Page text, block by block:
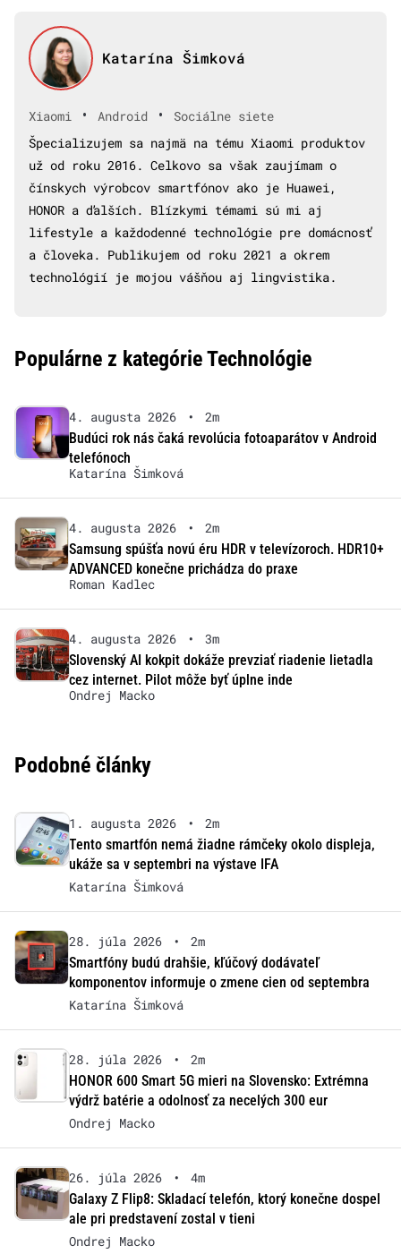
Katarína Šimková
Xiaomi • Android •
Sociálne siete
Špecializujem sa najmä na tému Xiaomi produktov
už od roku 2016. Celkovo sa však zaujímam o
čínskych výrobcov smartfónov ako je Huawei,
HONOR a ďalších. Blízkymi témami sú mi aj
lifestyle a každodenné technológie pre domácnosť
a človeka. Publikujem od roku 2021 a okrem
technológií je mojou vášňou aj lingvistika.
Populárne z kategórie Technológie
4. augusta 2026 •
2m
Budúci rok nás čaká revolúcia fotoaparátov v Android
telefónoch
Katarína Šimková
4. augusta 2026 •
2m
Samsung spúšťa novú éru HDR v televízoroch. HDR10+
ADVANCED konečne prichádza do praxe
Roman Kadlec
4. augusta 2026 •
3m
Slovenský AI kokpit dokáže prevziať riadenie lietadla
cez internet. Pilot môže byť úplne inde
Ondrej Macko
Podobné články
1. augusta 2026 •
2m
Tento smartfón nemá žiadne rámčeky okolo displeja,
ukáže sa v septembri na výstave IFA
Katarína Šimková
28. júla 2026 •
2m
Smartfóny budú drahšie, kľúčový dodávateľ
komponentov informuje o zmene cien od septembra
Katarína Šimková
28. júla 2026 •
2m
HONOR 600 Smart 5G mieri na Slovensko: Extrémna
výdrž batérie a odolnosť za necelých 300 eur
Ondrej Macko
26. júla 2026 •
4m
Galaxy Z Flip8: Skladací telefón, ktorý konečne dospel
ale pri predstavení zostal v tieni
Ondrej Macko